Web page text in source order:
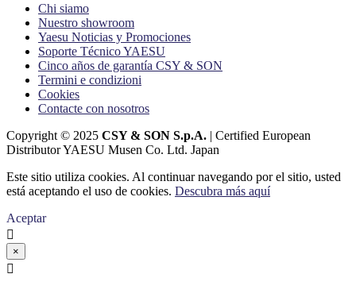
Chi siamo
Nuestro showroom
Yaesu Noticias y Promociones
Soporte Técnico YAESU
Cinco años de garantía CSY & SON
Termini e condizioni
Cookies
Contacte con nosotros
Copyright © 2025 CSY & SON S.p.A. | Certified European
Distributor YAESU Musen Co. Ltd. Japan
Este sitio utiliza cookies. Al continuar navegando por el sitio, usted
está aceptando el uso de cookies. Descubra más aquí
Aceptar

×
